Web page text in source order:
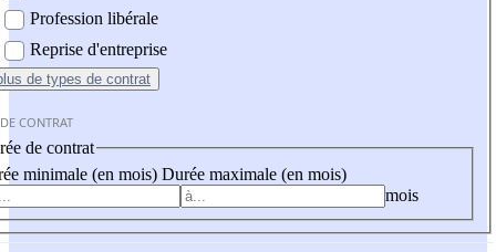
Profession libérale
Reprise d'entreprise
de types de contrat
CONTRAT
de contrat
minimale (en mois) Durée maximale (en mois)
mois